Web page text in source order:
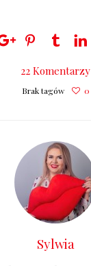
22 Komentarzy
Brak tagów 0
Sylwia